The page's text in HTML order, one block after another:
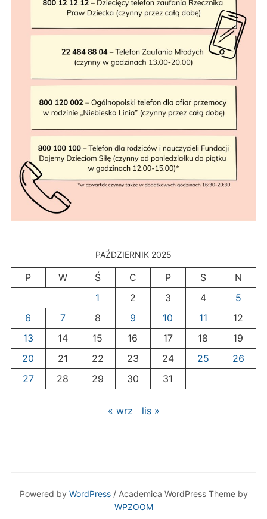
PAŹDZIERNIK 2025
P W Ś C P S
N
1
2 3 4
5
6
7 8 9 10 11
12
13
14 15 16 17 18
19
20
21 22 23 24 25
26
27
28 29 30 31
« wrz lis »
Powered by WordPress/ Academica WordPress Theme by
WPZOOM